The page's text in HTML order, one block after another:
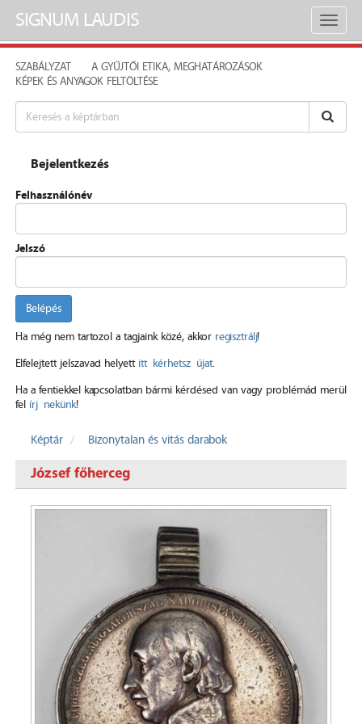
Toggle
SIGNUM LAUDIS
SZABÁLYZAT
A GYŰJTŐI ETIKA, MEGHATÁROZÁSOK
KÉPEK ÉS ANYAGOK FELTÖLTÉSE
Bejelentkezés
Felhasználónév
Jelszó
Belépés
Ha még nem tartozol a tagjaink közé, akkor regisztrálj!
Elfelejtett jelszavad helyett itt kérhetsz újat.
Ha a fentiekkel kapcsolatban bármi kérdésed van vagy problémád merül
fel írj nekünk!
Képtár Bizonytalan és vitás darabok
József főherceg